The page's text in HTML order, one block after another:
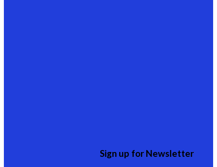
Sign up for Newsletter